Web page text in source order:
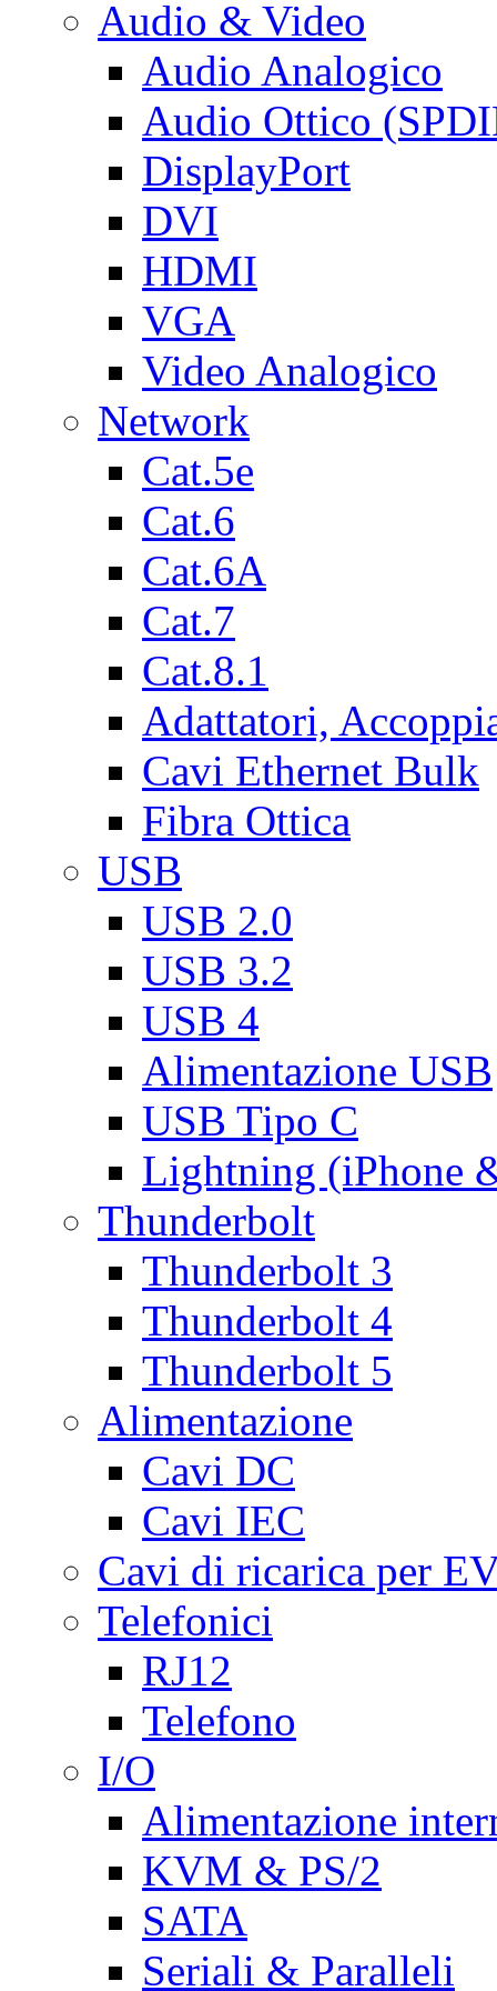
Audio & Video
Audio Analogico
Audio Ottico
DisplayPort
DVI
HDMI
VGA
Video Analogico
Network
Cat.5e
Cat.6
Cat.6A
Cat.7
Cat.8.1
Adattatori,
Cavi Ethernet Bulk
Fibra Ottica
USB
USB 2.0
USB 3.2
USB 4
Alimentazione USB
USB Tipo C
Lightning (iPhone
Thunderbolt
Thunderbolt 3
Thunderbolt 4
Thunderbolt 5
Alimentazione
Cavi DC
Cavi IEC
Cavi di ricarica per
Telefonici
RJ12
Telefono
I/O
Alimentazione
KVM & PS/2
SATA
Seriali & Paralleli